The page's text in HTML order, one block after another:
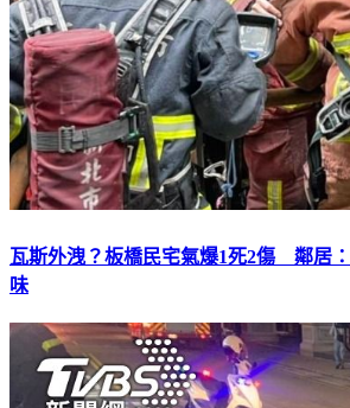
瓦斯外洩？板橋民宅氣爆1死2傷 鄰居
味